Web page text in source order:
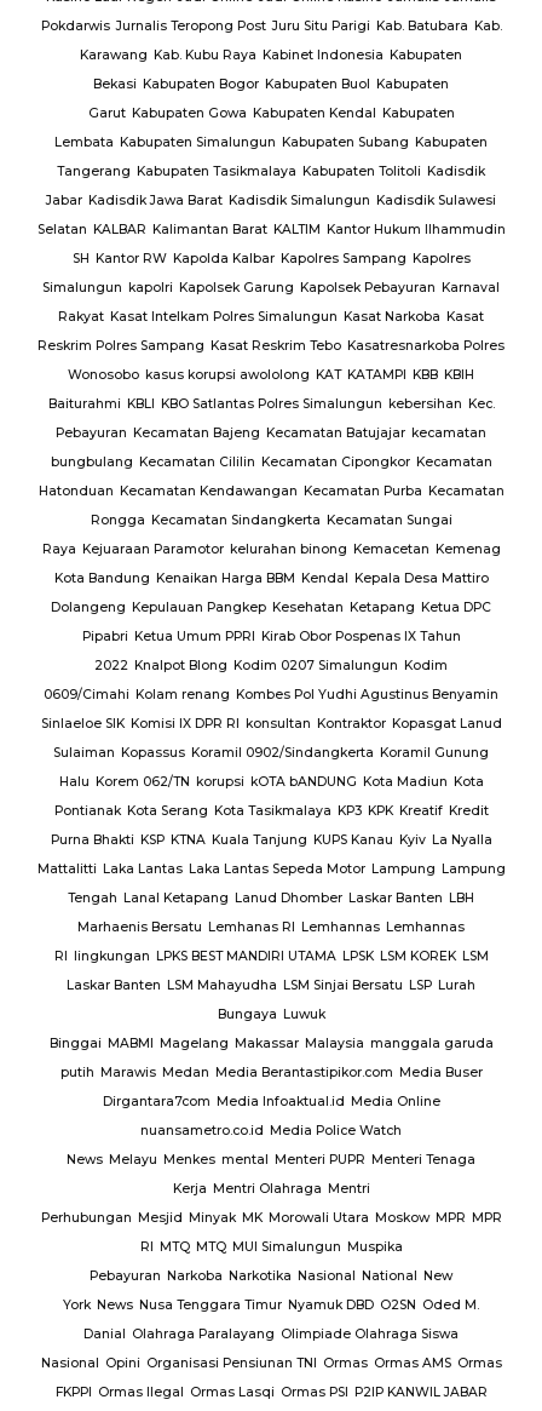
Pokdarwis Jurnalis Teropong Post Juru Situ Parigi Kab. Batubara Kab.
Karawang Kab. Kubu Raya Kabinet Indonesia Kabupaten
Bekasi Kabupaten Bogor Kabupaten Buol Kabupaten
Garut Kabupaten Gowa Kabupaten Kendal Kabupaten
Lembata Kabupaten Simalungun Kabupaten Subang Kabupaten
Tangerang Kabupaten Tasikmalaya Kabupaten Tolitoli Kadisdik
Jabar Kadisdik Jawa Barat Kadisdik Simalungun Kadisdik Sulawesi
Selatan KALBAR Kalimantan Barat KALTIM Kantor Hukum Ilhammudin
SH Kantor RW Kapolda Kalbar Kapolres Sampang Kapolres
Simalungun kapolri Kapolsek Garung Kapolsek Pebayuran Karnaval
Rakyat Kasat Intelkam Polres Simalungun Kasat Narkoba Kasat
Reskrim Polres Sampang Kasat Reskrim Tebo Kasatresnarkoba Polres
Wonosobo kasus korupsi awololong KAT KATAMPI KBB KBIH
Baiturahmi KBLI KBO Satlantas Polres Simalungun kebersihan Kec.
Pebayuran Kecamatan Bajeng Kecamatan Batujajar kecamatan
bungbulang Kecamatan Cililin Kecamatan Cipongkor Kecamatan
Hatonduan Kecamatan Kendawangan Kecamatan Purba Kecamatan
Rongga Kecamatan Sindangkerta Kecamatan Sungai
Raya Kejuaraan Paramotor kelurahan binong Kemacetan Kemenag
Kota Bandung Kenaikan Harga BBM Kendal Kepala Desa Mattiro
Dolangeng Kepulauan Pangkep Kesehatan Ketapang Ketua DPC
Pipabri Ketua Umum PPRI Kirab Obor Pospenas IX Tahun
2022 Knalpot Blong Kodim 0207 Simalungun Kodim
0609/Cimahi Kolam renang Kombes Pol Yudhi Agustinus Benyamin
Sinlaeloe SIK Komisi IX DPR RI konsultan Kontraktor Kopasgat Lanud
Sulaiman Kopassus Koramil 0902/Sindangkerta Koramil Gunung
Halu Korem 062/TN korupsi kOTA bANDUNG Kota Madiun Kota
Pontianak Kota Serang Kota Tasikmalaya KP3 KPK Kreatif Kredit
Purna Bhakti KSP KTNA Kuala Tanjung KUPS Kanau Kyiv La Nyalla
Mattalitti Laka Lantas Laka Lantas Sepeda Motor Lampung Lampung
Tengah Lanal Ketapang Lanud Dhomber Laskar Banten LBH
Marhaenis Bersatu Lemhanas RI Lemhannas Lemhannas
RI lingkungan LPKS BEST MANDIRI UTAMA LPSK LSM KOREK LSM
Laskar Banten LSM Mahayudha LSM Sinjai Bersatu LSP Lurah
Bungaya Luwuk
Binggai MABMI Magelang Makassar Malaysia manggala garuda
putih Marawis Medan Media Berantastipikor.com Media Buser
Dirgantara7com Media Infoaktual.id Media Online
nuansametro.co.id Media Police Watch
News Melayu Menkes mental Menteri PUPR Menteri Tenaga
Kerja Mentri Olahraga Mentri
Perhubungan Mesjid Minyak MK Morowali Utara Moskow MPR MPR
RI MTQ MTQ MUI Simalungun Muspika
Pebayuran Narkoba Narkotika Nasional National New
York News Nusa Tenggara Timur Nyamuk DBD O2SN Oded M.
Danial Olahraga Paralayang Olimpiade Olahraga Siswa
Nasional Opini Organisasi Pensiunan TNI Ormas Ormas AMS Ormas
FKPPI Ormas Ilegal Ormas Lasqi Ormas PSI P2IP KANWIL JABAR